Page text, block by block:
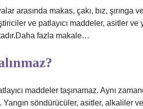
arasında makas, çakı, bız, şırınga
ve patlayıcı maddeler, asitler ve
fazla makale…
maddeler taşınamaz. Aynı
Yangın söndürücüler, asitler, alkaliler